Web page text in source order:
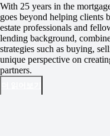
With 25 years in the
goes beyond helping clients
estate professionals and
lending background,
strategies such as buying,
unique perspective on
partners.